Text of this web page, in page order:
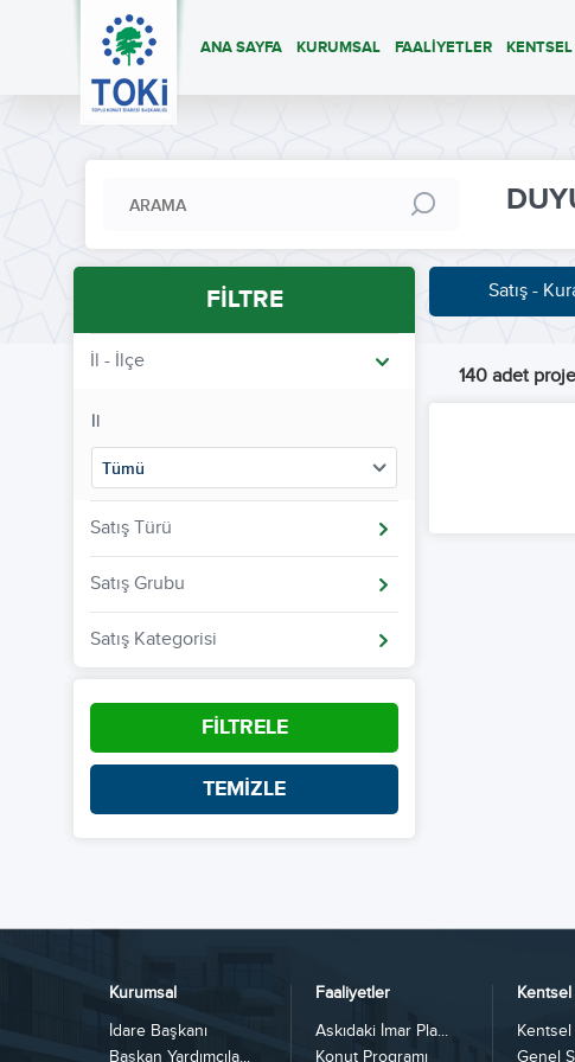
ANA SAYFA KURUMSAL FAALİYETLER
FİLTRE
İl - İlçe
İl
Tümü
Satış Türü
Satış Grubu
Satış Kategorisi
FİLTRELE
TEMİZLE
Satış -
140 adet
Kurumsal
İdare Başkanı
Başkan Yardımcıla...
Faaliyetler
Askıdaki İmar Pla...
Konut Programı
Genel